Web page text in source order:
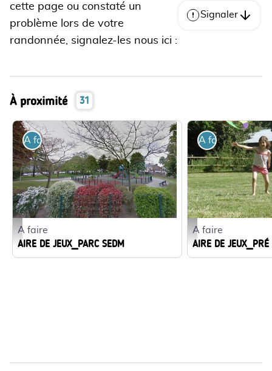
cette page ou constaté un
problème lors de votre
randonnée, signalez-les nous ici :
Signaler
À proximité 31
APN_SEDM_Parc - Google
A faire
A faire
AIRE DE JEUX_PARC SEDM
photo générique aire
A faire
A faire
AIRE DE JEUX_PRÉ